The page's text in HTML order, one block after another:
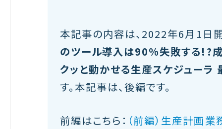
本記事の内容は、2022年6月1日
のツール導入は90%失敗する!?成
クッと動かせる生産スケジューラ
す。本記事は、後編です。
前編はこちら： （前編）生産計画